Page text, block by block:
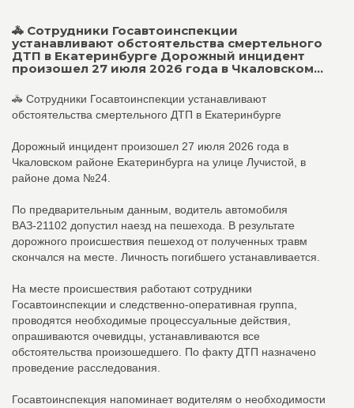
🚓 Сотрудники Госавтоинспекции
устанавливают обстоятельства смертельного
ДТП в Екатеринбурге Дорожный инцидент
произошел 27 июля 2026 года в Чкаловском...
🚓 Сотрудники Госавтоинспекции устанавливают
обстоятельства смертельного ДТП в Екатеринбурге
Дорожный инцидент произошел 27 июля 2026 года в
Чкаловском районе Екатеринбурга на улице Лучистой, в
районе дома №24.
По предварительным данным, водитель автомобиля
ВАЗ-21102 допустил наезд на пешехода. В результате
дорожного происшествия пешеход от полученных травм
скончался на месте. Личность погибшего устанавливается.
На месте происшествия работают сотрудники
Госавтоинспекции и следственно-оперативная группа,
проводятся необходимые процессуальные действия,
опрашиваются очевидцы, устанавливаются все
обстоятельства произошедшего. По факту ДТП назначено
проведение расследования.
Госавтоинспекция напоминает водителям о необходимости